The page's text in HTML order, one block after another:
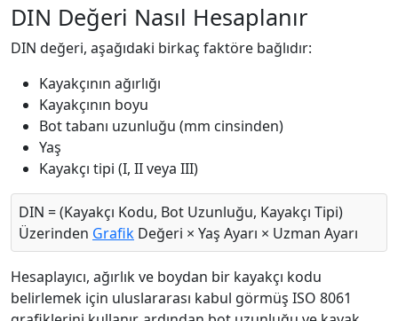
DIN Değeri Nasıl Hesaplanır
DIN değeri, aşağıdaki birkaç faktöre bağlıdır:
Kayakçının ağırlığı
Kayakçının boyu
Bot tabanı uzunluğu (mm cinsinden)
Yaş
Kayakçı tipi (I, II veya III)
DIN = (Kayakçı Kodu, Bot Uzunluğu, Kayakçı Tipi)
Üzerinden Grafik Değeri × Yaş Ayarı × Uzman Ayarı
Hesaplayıcı, ağırlık ve boydan bir kayakçı kodu
belirlemek için uluslararası kabul görmüş ISO 8061